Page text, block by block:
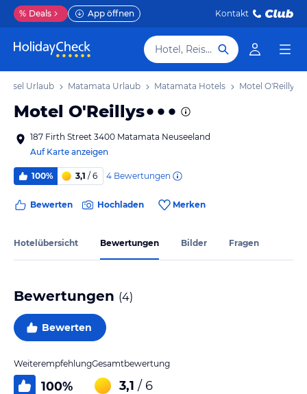
% Deals App öffnen Kontakt
Hotel, Reiseziel
Urlaub Matamata Urlaub Matamata Hotels Motel O'Reillys
Motel O'Reillys
187 Firth Street 3400 Matamata Neuseeland
Auf Karte anzeigen
100% 3,1 / 6 4 Bewertungen
Bewerten Hochladen Merken
Hotelübersicht Bewertungen Bilder Fragen
Bewertungen (4)
Bewerten
Weiterempfehlung
100%
Gesamtbewertung
3,1 / 6